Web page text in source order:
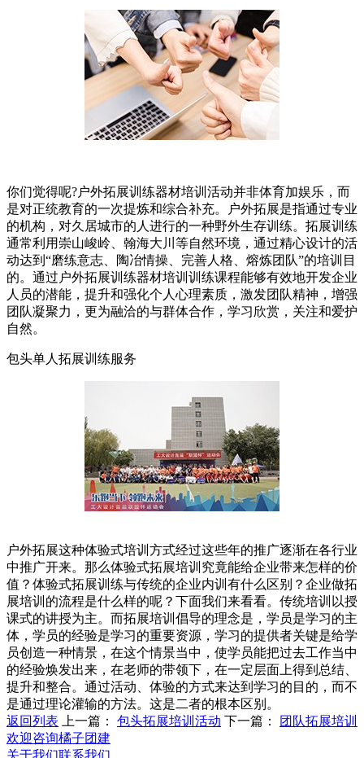
你们觉得呢?户外拓展训练器材培训活动并非体育加娱乐，而
是对正统教育的一次提炼和综合补充。户外拓展是指通过专业
的机构，对久居城市的人进行的一种野外生存训练。拓展训练
通常利用崇山峻岭、翰海大川等自然环境，通过精心设计的活
动达到“磨练意志、陶冶情操、完善人格、熔炼团队”的培训目
的。通过户外拓展训练器材培训训练课程能够有效地开发企业
人员的潜能，提升和强化个人心理素质，激发团队精神，增强
团队凝聚力，更为融洽的与群体合作，学习欣赏，关注和爱护
自然。
包头单人拓展训练服务
户外拓展这种体验式培训方式经过这些年的推广逐渐在各行业
中推广开来。那么体验式拓展培训究竟能给企业带来怎样的价
值？体验式拓展训练与传统的企业内训有什么区别？企业做拓
展培训的流程是什么样的呢？下面我们来看看。传统培训以授
课式的讲授为主。而拓展培训倡导的理念是，学员是学习的主
体，学员的经验是学习的重要资源，学习的提供者关键是给学
员创造一种情景，在这个情景当中，使学员能把过去工作当中
的经验焕发出来，在老师的带领下，在一定层面上得到总结、
提升和整合。通过活动、体验的方式来达到学习的目的，而不
是通过理论灌输的方法。这是二者的根本区别。
返回列表
上一篇： 包头拓展培训活动 下一篇：
团队拓展培训
欢迎咨询橘子团建
关于我们联系我们